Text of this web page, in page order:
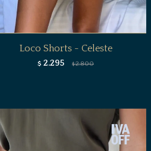
Loco Shorts - Celeste
$ 2.295 $ 2.800